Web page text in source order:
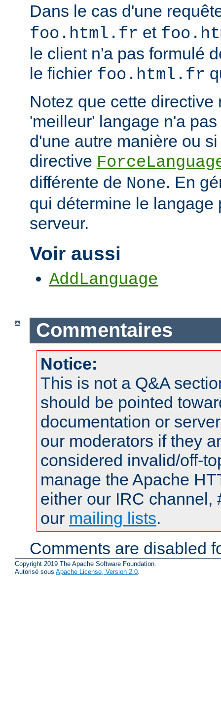
Dans le cas d'une
foo.html.fr et
le client n'a pas formulé
le fichier foo.html.fr
Notez que cette directive
'meilleur' langage n'a
d'une autre manière ou
directive
différente de None. En
qui détermine le langage
serveur.
Voir aussi
AddLanguage
Commentaires
Notice:
This is not a Q&A
should be pointed
documentation or
our moderators if they
considered invalid/off-
manage the Apache
either our IRC channel,
our mailing lists.
Comments are disabled
Copyright 2019 The Apache Software Foundation.
Autorisé sous Apache License, Version 2.0